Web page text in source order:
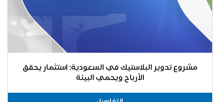
مشروع تدوير البلاستيك في السعودية: استثمار يحقق
الأرباح ويحمي البيئة